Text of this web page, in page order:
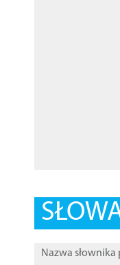
Nazwa